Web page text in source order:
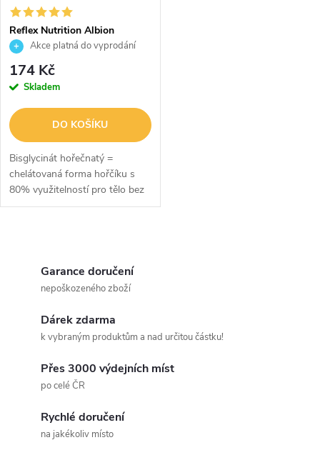
p
r
o
d
u
s
p
r
o
d
u
Reflex Nutrition Albion
Magnesium 90 kapslí
Akce platná do vyprodání
zásob
174 Kč
Skladem
DO KOŠÍKU
Bisglycinát hořečnatý =
chelátovaná forma hořčíku s
80% využitelností pro tělo bez
nežádoucích vedlejších účinků.
Garance doručení
nepoškozeného zboží
Dárek zdarma
k vybraným produktům a nad určitou částku!
Přes 3000 výdejních míst
po celé ČR
Rychlé doručení
na jakékoliv místo